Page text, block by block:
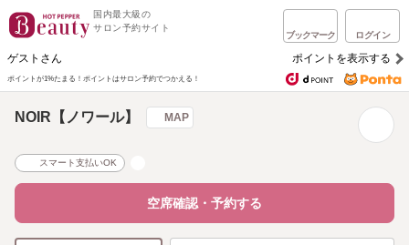
国内最大級の
サロン予約サイト
ブックマーク ログイン
ゲストさん ポイントを表示する
ポイントが1%たまる！ ポイントはサロン予約でつかえる！
NOIR【ノワール】 MAP
スマート支払いOK
空席確認・予約する